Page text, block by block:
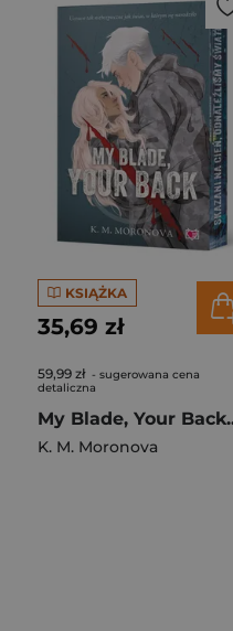
KSIĄŻKA
35,69 zł
59,99 zł - sugerowana cena
detaliczna
My
K. M. Moronova